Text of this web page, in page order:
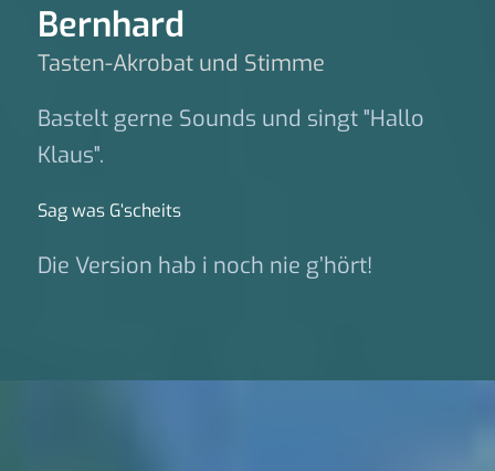
Bernhard
Tasten-Akrobat und Stimme
Bastelt gerne Sounds und singt "Hallo
Klaus".
Sag was G‘scheits
Die Version hab i noch nie g’hört!